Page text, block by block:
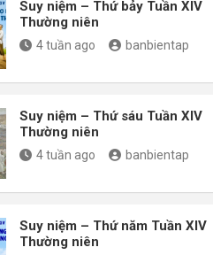
Suy niệm – Thứ bảy Tuần XIV
Thường niên
4 tuần ago banbientap
Suy niệm – Thứ sáu Tuần XIV
Thường niên
4 tuần ago banbientap
Suy niệm – Thứ năm Tuần XIV
Thường niên